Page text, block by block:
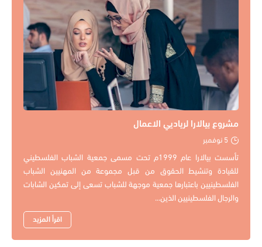
مشروع بيالارا لرياديي الاعمال
5 نوفمبر
تأسست بيالارا عام 1999م تحت مسمى جمعية الشباب الفلسطيني
للقيادة وتنشيط الحقوق من قبل مجموعة من المهنيين الشباب
الفلسطينيين باعتبارها جمعية موجهة للشباب تسعى إلى تمكين الشابات
والرجال الفلسطينيين الذين...
اقرأ المزيد